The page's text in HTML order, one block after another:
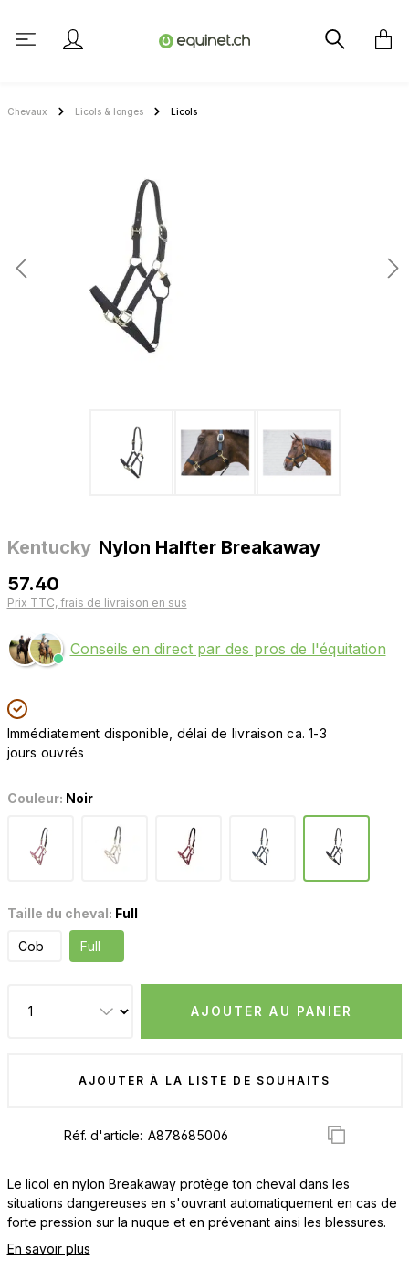
Chevaux Licols & longes Licols
Kentucky Nylon Halfter Breakaway
57.40
Prix TTC, frais de livraison en sus
Conseils en direct par des pros de l'équitation
Immédiatement disponible, délai de livraison ca. 1-3
jours ouvrés
Couleur: Noir
Taille du cheval: Full
Cob Full
AJOUTER AU PANIER
AJOUTER À LA LISTE DE SOUHAITS
Réf. d'article:
Le licol en nylon Breakaway protège ton cheval dans les
situations dangereuses en s'ouvrant automatiquement en cas de
forte pression sur la nuque et en prévenant ainsi les blessures.
En savoir plus